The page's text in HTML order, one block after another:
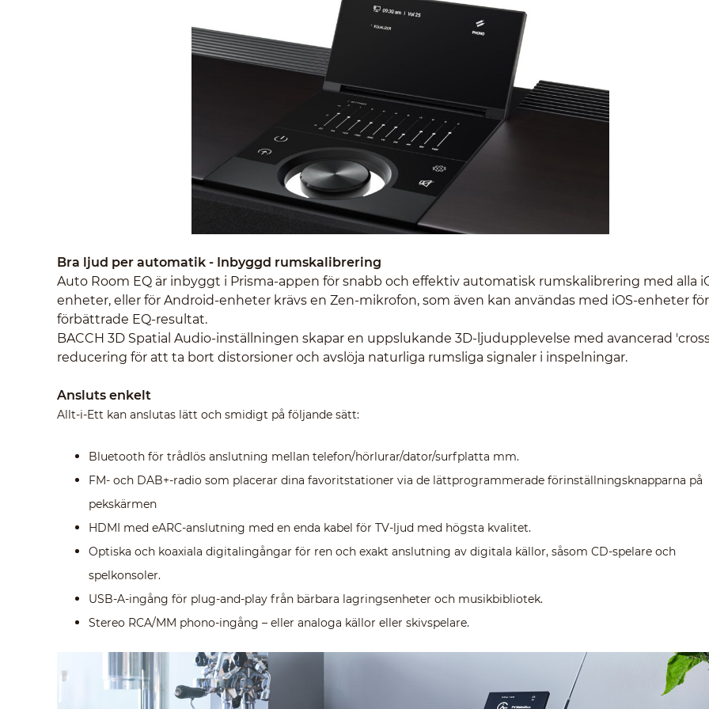
Bra ljud per automatik - Inbyggd rumskalibrering
Auto Room EQ är inbyggt i Prisma-appen för snabb och effektiv automatisk rumskalibrering med alla
enheter, eller för Android-enheter krävs en Zen-mikrofon, som även kan användas med iOS-enheter för
förbättrade EQ-resultat.
BACCH 3D Spatial Audio-inställningen skapar en uppslukande 3D-ljudupplevelse med avancerad
reducering för att ta bort distorsioner och avslöja naturliga rumsliga signaler i inspelningar.
Ansluts enkelt
Allt-i-Ett kan anslutas lätt och smidigt på följande sätt:
Bluetooth för trådlös anslutning mellan telefon/hörlurar/dator/surfplatta mm.
FM- och DAB+-radio som placerar dina favoritstationer via de lättprogrammerade förinställningsknapparna på
pekskärmen
HDMI med eARC-anslutning med en enda kabel för TV-ljud med högsta kvalitet.
Optiska och koaxiala digitalingångar för ren och exakt anslutning av digitala källor, såsom CD-spelare och
spelkonsoler.
USB-A-ingång för plug-and-play från bärbara lagringsenheter och musikbibliotek.
Stereo RCA/MM phono-ingång – eller analoga källor eller skivspelare.